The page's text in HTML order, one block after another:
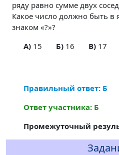
ряду равно сумме двух
Какое число должно быть в
знаком «?»?
A)15 Б)16 В)17
Правильный ответ: Б
Ответ участника: Б
Промежуточный